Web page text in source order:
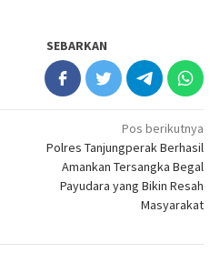
SEBARKAN
Pos berikutnya
Polres Tanjungperak Berhasil
Amankan Tersangka Begal
Payudara yang Bikin Resah
Masyarakat